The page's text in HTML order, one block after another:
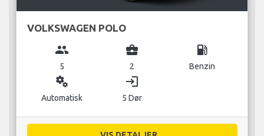
VOLKSWAGEN POLO
group
5
business_center
2
local_gas_station
Benzin
miscellaneous_services
Automatisk
login
5 Dør